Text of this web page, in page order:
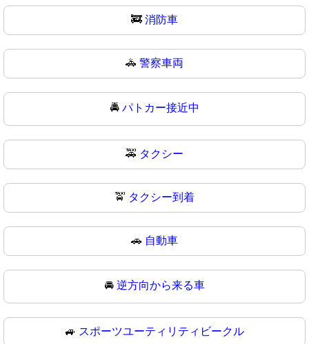
🚒 消防車
🚓 警察車両
🚔 パトカー接近中
🚕 タクシー
🚖 タクシー到着
🚗 自動車
🚘 逆方向から来る車
🚙 スポーツユーティリティビークル